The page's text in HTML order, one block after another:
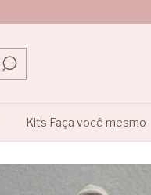
Kits Faça você mesmo